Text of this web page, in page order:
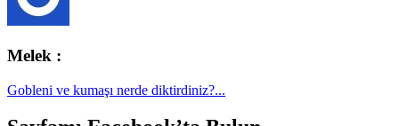
Melek :
Gobleni ve kumaşı nerde diktirdiniz?...